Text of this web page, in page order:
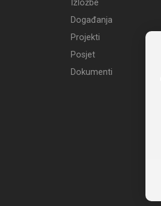
Izložbe
Događanja
Projekti
Posjet
Dokumenti